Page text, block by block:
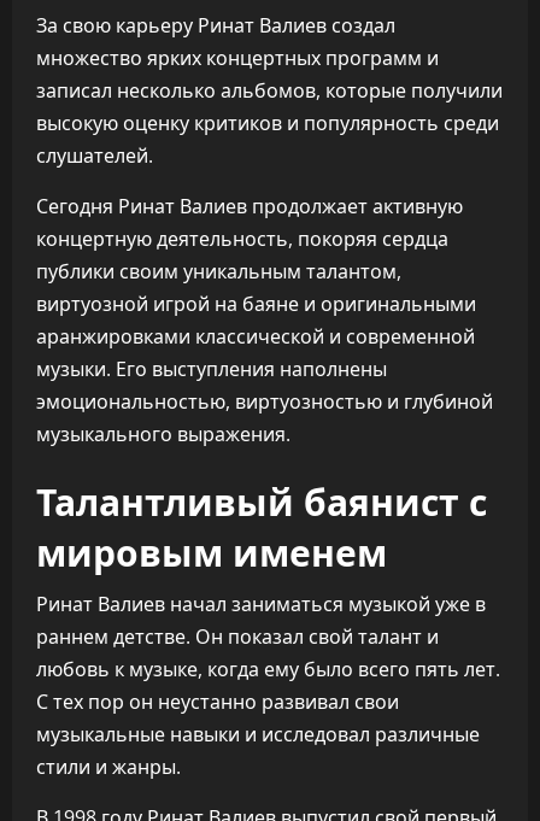
За свою карьеру Ринат Валиев создал
множество ярких концертных программ и
записал несколько альбомов, которые получили
высокую оценку критиков и популярность среди
слушателей.
Сегодня Ринат Валиев продолжает активную
концертную деятельность, покоряя сердца
публики своим уникальным талантом,
виртуозной игрой на баяне и оригинальными
аранжировками классической и современной
музыки. Его выступления наполнены
эмоциональностью, виртуозностью и глубиной
музыкального выражения.
Талантливый баянист с
мировым именем
Ринат Валиев начал заниматься музыкой уже в
раннем детстве. Он показал свой талант и
любовь к музыке, когда ему было всего пять лет.
С тех пор он неустанно развивал свои
музыкальные навыки и исследовал различные
стили и жанры.